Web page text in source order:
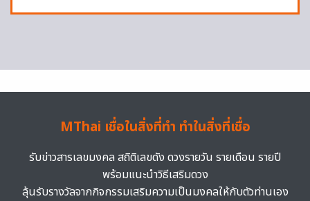
MThai เชื่อในสิ่งที่ทำ ทำในสิ่งที่เชื่อ
รับข่าวสารเลขมงคล สถิติเลขดัง ดวงรายวัน รายเดือน รายปี
พร้อมแนะนำวิธีเสริมดวง
ลุ้นรับรางวัลจากกิจกรรมเสริมความเป็นมงคลให้กับตัวท่านเอง